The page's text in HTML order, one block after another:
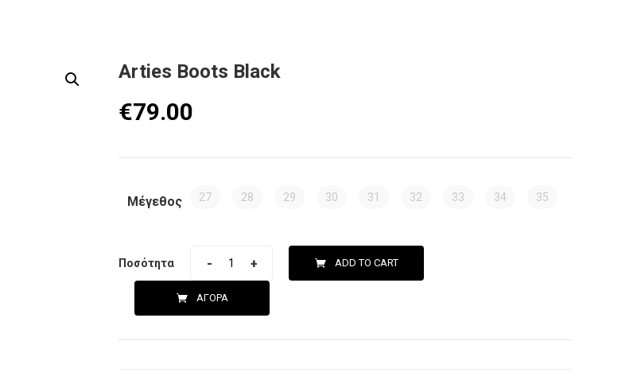
Arties Boots Black
€79.00
Μέγεθος 27 28 29 30 31 32 33 34 35
Ποσότητα ADD TO CART
ΑΓΟΡΆ